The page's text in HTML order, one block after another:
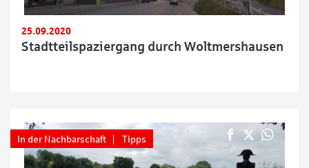
25.09.2020
Stadtteilspaziergang durch Woltmershausen
In der Nachbarschaft Tipps